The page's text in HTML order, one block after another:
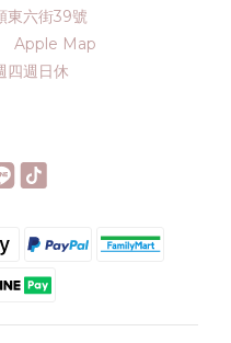
東六街39號
Apple Map
四週日休